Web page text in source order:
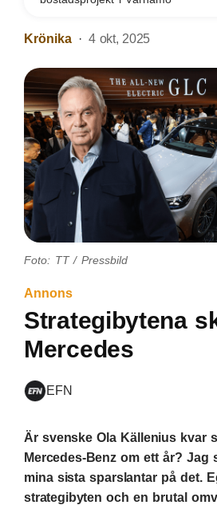
Krönika 4 okt, 2025
Foto: TT / Pressbild
Annons
Strategibytena
Mercedes
EFN
Är svenske Ola Källenius kvar
Mercedes-Benz om ett år? Jag
mina sista sparslantar på det.
strategibyten och en brutal